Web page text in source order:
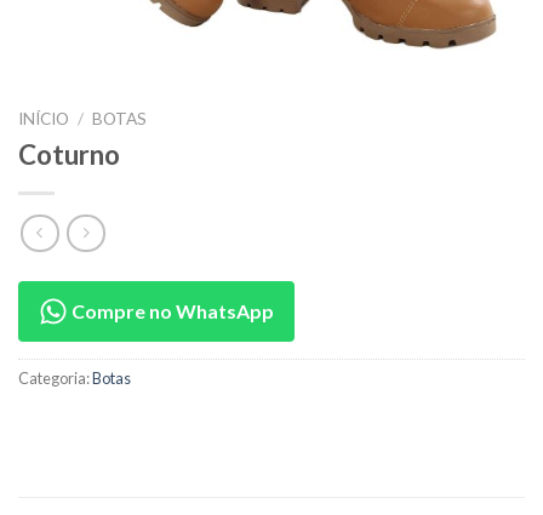
INÍCIO / BOTAS
Coturno
Compre no WhatsApp
Categoria:Botas